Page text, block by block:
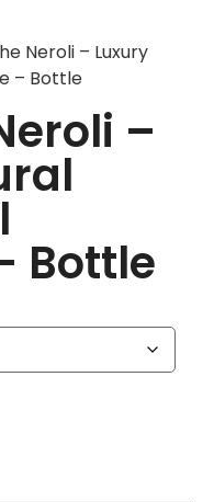
Neroli – Luxury
– Bottle
–
Bottle